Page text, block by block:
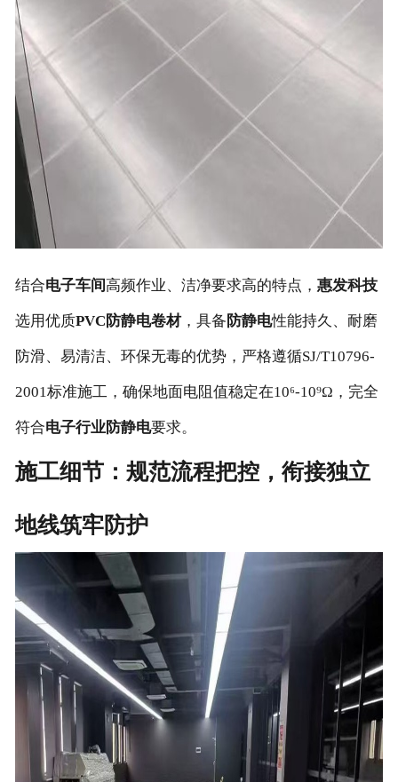
结合电子车间 高频作业、洁净要求高的特点， 惠发科技
选用优质PVC防静电卷材，具备 防静电性能持久、耐磨
防滑、易清洁、环保无毒的优势，严格遵循SJ/T10796-
2001标准施工，确保地面电阻值稳定在10⁶-10⁹Ω，完全
符合电子行业防静电要求。
施工细节：规范流程把控，衔接独立
地线筑牢防护